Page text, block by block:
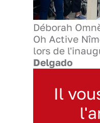
Déborah
Oh Active
lors de
Delgado
Il